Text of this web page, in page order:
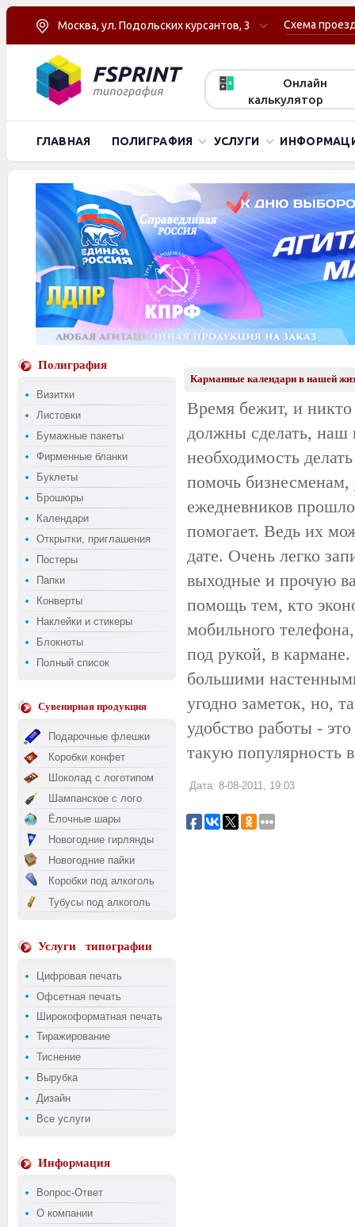
Москва, ул. Подольских курсантов, 3 Схема
Онлайн
калькулятор
ГЛАВНАЯ ПОЛИГРАФИЯ УСЛУГИ
Полиграфия
Визитки
Листовки
Бумажные пакеты
Фирменные бланки
Буклеты
Брошюры
Календари
Открытки, приглашения
Постеры
Папки
Конверты
Наклейки и стикеры
Блокноты
Полный список
Сувенирная продукция
Подарочные флешки
Коробки конфет
Шоколад с логотипом
Шампанское с лого
Ёлочные шары
Новогодние гирлянды
Новогодние пайки
Коробки под алкоголь
Тубусы под алкоголь
Услуги типографии
Цифровая печать
Офсетная печать
Широкоформатная печать
Тиражирование
Тиснение
Вырубка
Дизайн
Все услуги
Информация
Вопрос-Ответ
О компании
Карманные календари в нашей
Время бежит, и
должны сделать, наш
необходимость
помочь
ежедневников
помогает. Ведь их
дате. Очень легко
выходные и прочую
помощь тем, кто
мобильного
под рукой, в кармане.
большими
угодно заметок, но,
удобство работы -
такую популярность
Дата: 8-08-2011, 19:03